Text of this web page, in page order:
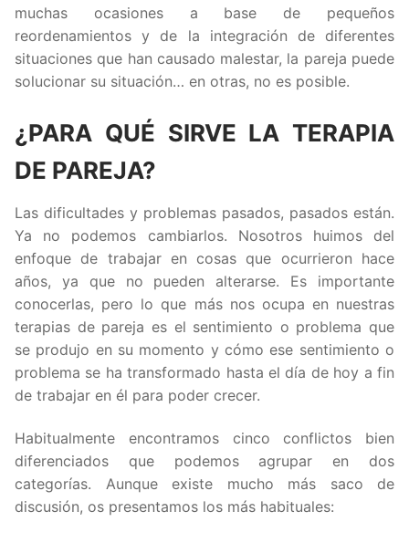
muchas ocasiones a base de pequeños
reordenamientos y de la integración de diferentes
situaciones que han causado malestar, la pareja puede
solucionar su situación… en otras, no es posible.
¿PARA QUÉ SIRVE LA TERAPIA
DE PAREJA?
Las dificultades y problemas pasados, pasados están.
Ya no podemos cambiarlos. Nosotros huimos del
enfoque de trabajar en cosas que ocurrieron hace
años, ya que no pueden alterarse. Es importante
conocerlas, pero lo que más nos ocupa en nuestras
terapias de pareja es el sentimiento o problema que
se produjo en su momento y cómo ese sentimiento o
problema se ha transformado hasta el día de hoy a fin
de trabajar en él para poder crecer.
Habitualmente encontramos cinco conflictos bien
diferenciados que podemos agrupar en dos
categorías. Aunque existe mucho más saco de
discusión, os presentamos los más habituales: